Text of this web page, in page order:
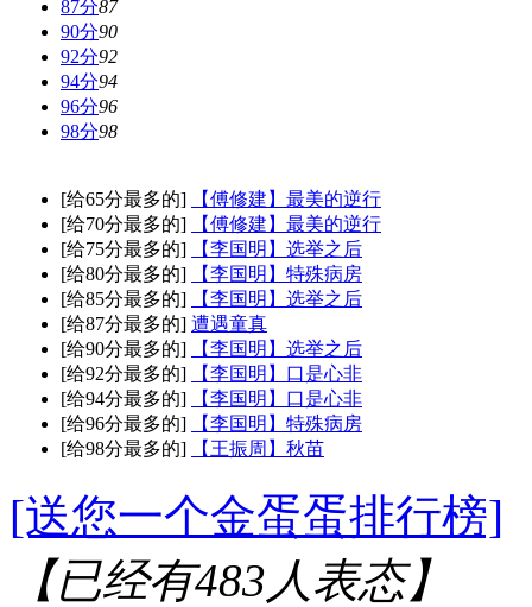
87分87
90分90
92分92
94分94
96分96
98分98
[给65分最多的]
【傅修建】最美的逆行
[给70分最多的]
【傅修建】最美的逆行
[给75分最多的]
【李国明】选举之后
[给80分最多的]
【李国明】特殊病房
[给85分最多的]
【李国明】选举之后
[给87分最多的] 遭遇童真
[给90分最多的]
【李国明】选举之后
[给92分最多的]
【李国明】口是心非
[给94分最多的]
【李国明】口是心非
[给96分最多的]
【李国明】特殊病房
[给98分最多的]
【王振周】秋苗
[送您一个金蛋蛋排行榜]
【已经有483人表态】